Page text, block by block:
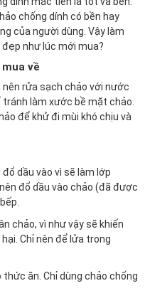
chống dính có bền hay
của người dùng. Vậy làm
như lúc mới mua?
về
nên rửa sạch chảo với nước
làm xước bề mặt chảo.
để khử đi mùi khó chịu và
dầu vào vì sẽ làm lớp
đổ dầu vào chảo (đã được
chảo, vì như vậy sẽ khiến
Chỉ nên để lửa trong
ăn. Chỉ dùng chảo chống